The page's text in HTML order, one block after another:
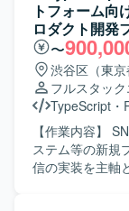
トフォーム向
ロダクト開発
〜
渋谷区（東京
フルスタッ
TypeScript ・
【作業内容】 SNSプラットフォーム向けメッセージ配信シ
ステム等の新規
信の実装を主軸